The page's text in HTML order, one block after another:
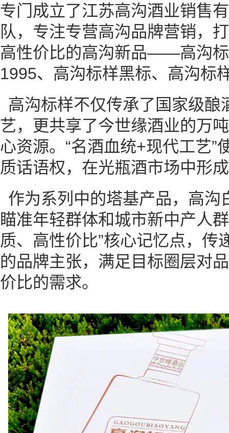
专门成立了江苏高沟酒业销售
队，专注专营高沟品牌营销，
高性价比的高沟新品——高沟
1995、高沟标样黑标、高沟标
高沟标样不仅传承了国家级酿
艺，更共享了今世缘酒业的万
心资源。“名酒血统+现代工艺”
质话语权，在光瓶酒市场中形
作为系列中的塔基产品，高沟
瞄准年轻群体和城市新中产人
质、高性价比”核心记忆点，传
的品牌主张，满足目标圈层对
价比的需求。